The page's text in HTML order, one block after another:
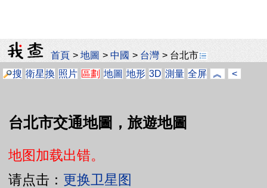
首頁 >地圖 >中國 > 台灣 > 台北市
搜 衛星換 照片 區劃 地圖 地形 3D 測量 全屏 ︽ <
台北市交通地圖，旅遊地圖
地图加载出错。
请点击： 更换卫星图